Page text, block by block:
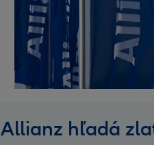
Allianz hľadá